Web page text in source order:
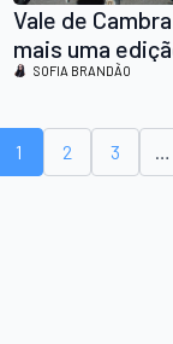
Vale de
mais uma
Natal
SOFIA BRANDÃO
1 2 3 …